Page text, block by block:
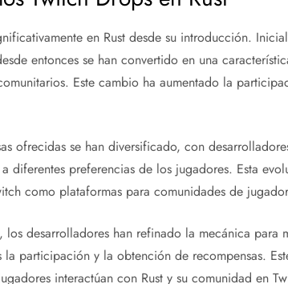
en Rust desde su introducción.
entonces se han convertido en una
Este cambio ha aumentado la
ofrecidas se han diversificado, con
diferentes preferencias de los jugadores. Esta
como plataformas para comunidades de
desarrolladores han refinado la mecánica para
participación y la obtención de recompensas.
interactúan con Rust y su comunidad en